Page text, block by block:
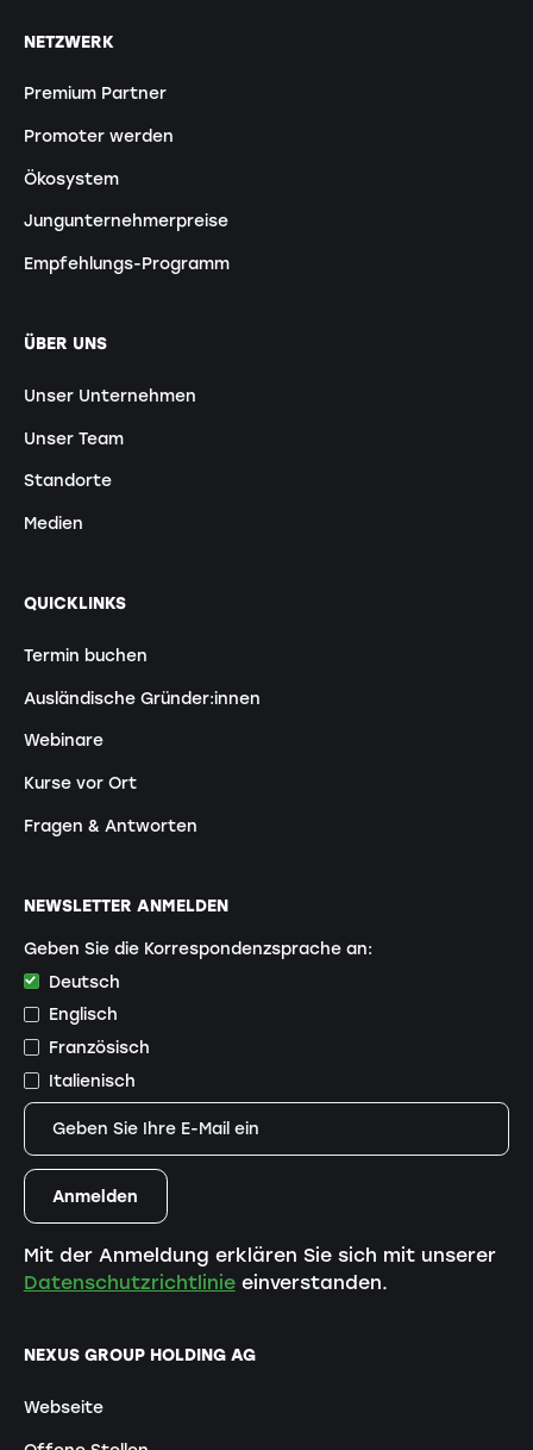
NETZWERK
Premium Partner
Promoter werden
Ökosystem
Jungunternehmerpreise
Empfehlungs-Programm
ÜBER UNS
Unser Unternehmen
Unser Team
Standorte
Medien
QUICKLINKS
Termin buchen
Ausländische Gründer:innen
Webinare
Kurse vor Ort
Fragen & Antworten
NEXUS GROUP HOLDING AG
Webseite
NEWSLETTER ANMELDEN
Geben Sie die Korrespondenzsprache an:
Deutsch
Englisch
Französisch
Italienisch
Mit der Anmeldung erklären Sie sich mit unserer
Datenschutzrichtlinieeinverstanden.